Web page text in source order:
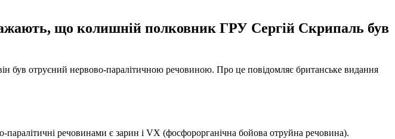
що колишній полковник ГРУ Сергій Скрипаль був
був отруєний нервово-паралітичною речовиною. Про це повідомляє британське видання
речовинами є зарин і VX (фосфорорганічна бойова отруйна речовина).